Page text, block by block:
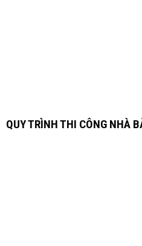
QUY TRÌNH THI CÔNG NHÀ